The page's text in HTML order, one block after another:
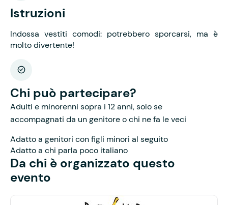
Istruzioni
Indossa vestiti comodi: potrebbero sporcarsi, ma è
molto divertente!
Chi può partecipare?
Adulti e minorenni sopra i 12 anni, solo se
accompagnati da un genitore o chi ne fa le veci
Adatto a genitori con figli minori al seguito
Adatto a chi parla poco italiano
Da chi è organizzato questo
evento